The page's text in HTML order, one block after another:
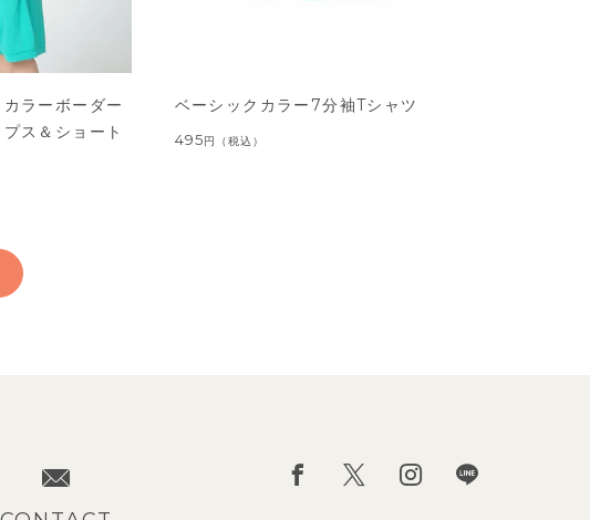
カラーボーダー
ス＆ショート
ベーシックカラー7分袖Tシャツ
495円 （税込）